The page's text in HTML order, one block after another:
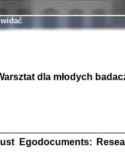
Natalia Aleksiun,
Deborah Dash
Turski, Laurence
dla młodych
Egodocuments: